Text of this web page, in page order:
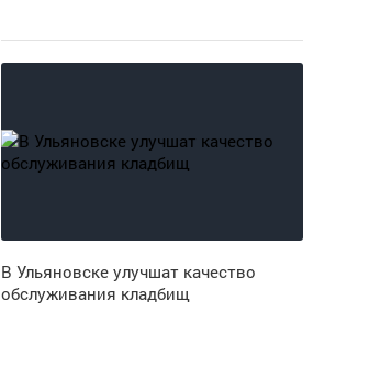
В Ульяновске улучшат качество
обслуживания кладбищ